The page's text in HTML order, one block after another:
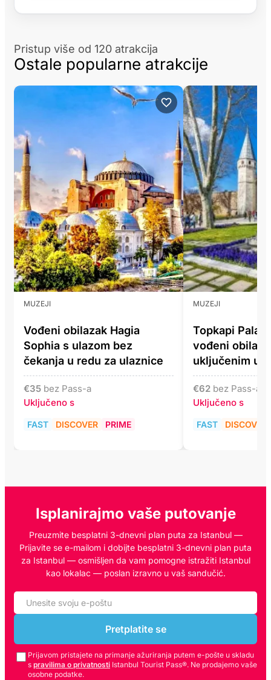
Pristup više od 120 atrakcija
Ostale popularne atrakcije
MUZEJI
Vođeni obilazak Hagia
Sophia s ulazom bez
čekanja u redu za ulaznice
€35 bez Pass-a
Uključeno s
FAST DISCOVER PRIME
MUZEJI
Topkapi
vođeni
uključenim
€62 bez Pass-a
Uključeno s
FAST DISCOVER
Isplanirajmo vaše putovanje
Preuzmite besplatni 3-dnevni plan puta za Istanbul —
Prijavite se e-mailom i dobijte besplatni 3-dnevni plan puta
za Istanbul — osmišljen da vam pomogne istražiti Istanbul
kao lokalac — poslan izravno u vaš sandučić.
Pretplatite se
Prijavom pristajete na primanje ažuriranja putem e-pošte u skladu
s pravilima o privatnosti Istanbul Tourist Pass®. Ne prodajemo vaše
osobne podatke.